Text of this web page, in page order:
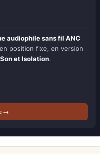
audiophile sans fil ANC
position fixe, en version
Son et Isolation.
→